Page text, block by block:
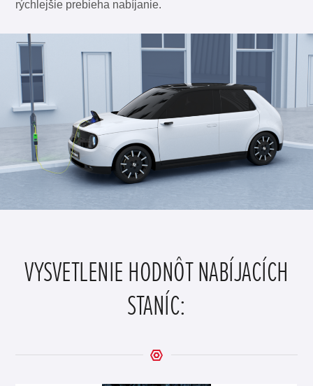
rýchlejšie prebieha nabíjanie.
VYSVETLENIE HODNÔT NABÍJACÍCH
STANÍC: